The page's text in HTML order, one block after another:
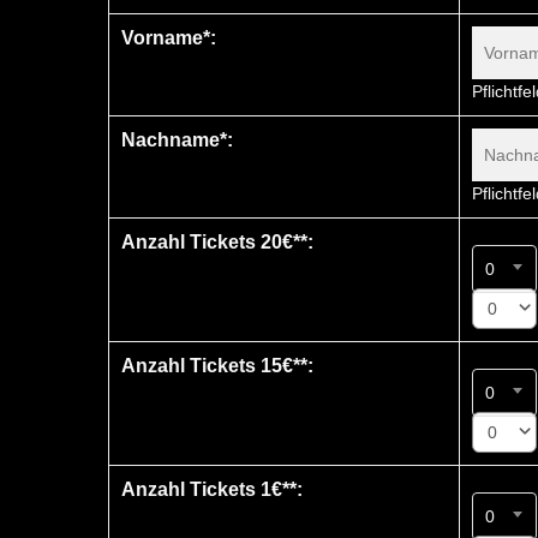
Vorname*:
Nachname*:
Anzahl Tickets 20€**:
0
0
Anzahl Tickets 15€**:
0
0
Anzahl Tickets 1€**:
0